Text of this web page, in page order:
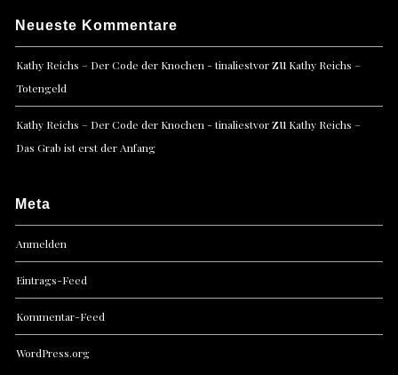
Neueste Kommentare
Kathy Reichs – Der Code der Knochen - tinaliestvorzu Kathy Reichs –
Totengeld
Kathy Reichs – Der Code der Knochen - tinaliestvorzu Kathy Reichs –
Das Grab ist erst der Anfang
Meta
Anmelden
Eintrags-Feed
Kommentar-Feed
WordPress.org